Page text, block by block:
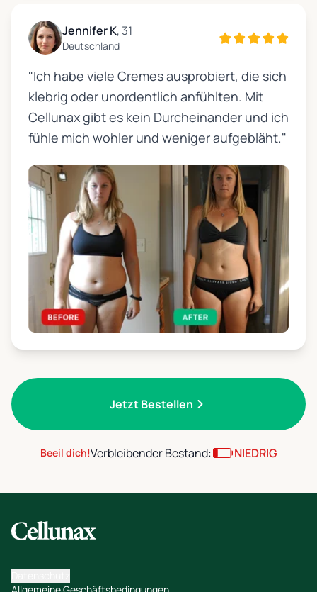
Jennifer K, 31
Deutschland
"Ich habe viele Cremes ausprobiert, die sich
klebrig oder unordentlich anfühlten. Mit
Cellunax gibt es kein Durcheinander und ich
fühle mich wohler und weniger aufgebläht."
Jetzt Bestellen
Beeil dich!Verbleibender Bestand: NIEDRIG